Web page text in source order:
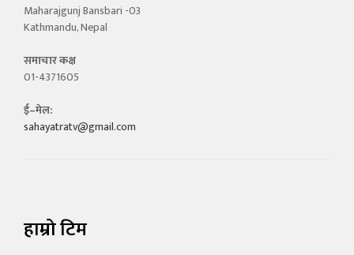
Maharajgunj Bansbari -03
Kathmandu, Nepal
समाचार कक्ष
01-4371605
ई–मेल:
sahayatratv@gmail.com
हाम्रो टिम